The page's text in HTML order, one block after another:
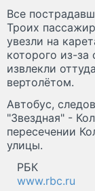
Все
Троих
увезли на
которого из-за
извлекли
вертолётом.
Автобус,
"Звездная" -
пересечении
улицы.
РБК
www.rbc.ru